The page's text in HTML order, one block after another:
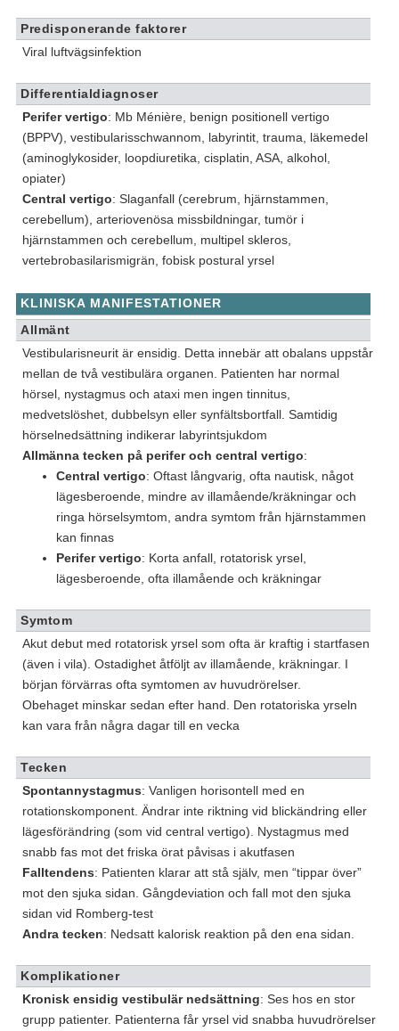
Predisponerande faktorer
Viral luftvägsinfektion
Differentialdiagnoser
Perifer vertigo: Mb Ménière, benign positionell vertigo
(BPPV), vestibularisschwannom, labyrintit, trauma, läkemedel
(aminoglykosider, loopdiuretika, cisplatin, ASA, alkohol,
opiater)
Central vertigo: Slaganfall (cerebrum, hjärnstammen,
cerebellum), arteriovenösa missbildningar, tumör i
hjärnstammen och cerebellum, multipel skleros,
vertebrobasilarismigrän, fobisk postural yrsel
KLINISKA MANIFESTATIONER
Allmänt
Vestibularisneurit är ensidig. Detta innebär att obalans uppstår
mellan de två vestibulära organen. Patienten har normal
hörsel, nystagmus och ataxi men ingen tinnitus,
medvetslöshet, dubbelsyn eller synfältsbortfall. Samtidig
hörselnedsättning indikerar labyrintsjukdom
Allmänna tecken på perifer och central vertigo:
Central vertigo: Oftast långvarig, ofta nautisk, något
lägesberoende, mindre av illamående/kräkningar och
ringa hörselsymtom, andra symtom från hjärnstammen
kan finnas
Perifer vertigo: Korta anfall, rotatorisk yrsel,
lägesberoende, ofta illamående och kräkningar
Symtom
Akut debut med rotatorisk yrsel som ofta är kraftig i startfasen
(även i vila). Ostadighet åtföljt av illamående, kräkningar. I
början förvärras ofta symtomen av huvudrörelser.
Obehaget minskar sedan efter hand. Den rotatoriska yrseln
kan vara från några dagar till en vecka
Tecken
Spontannystagmus: Vanligen horisontell med en
rotationskomponent. Ändrar inte riktning vid blickändring eller
lägesförändring (som vid central vertigo). Nystagmus med
snabb fas mot det friska örat påvisas i akutfasen
Falltendens: Patienten klarar att stå själv, men “tippar över”
mot den sjuka sidan. Gångdeviation och fall mot den sjuka
sidan vid Romberg-test
Andra tecken: Nedsatt kalorisk reaktion på den ena sidan.
Komplikationer
Kronisk ensidig vestibulär nedsättning: Ses hos en stor
grupp patienter. Patienterna får yrsel vid snabba huvudrörelser